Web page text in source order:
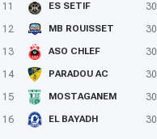
11
ES SETIF 30
12
MB ROUISSET 30
13
ASO CHLEF 30
14
PARADOU AC 30
15
MOSTAGANEM 30
16
EL BAYADH 30